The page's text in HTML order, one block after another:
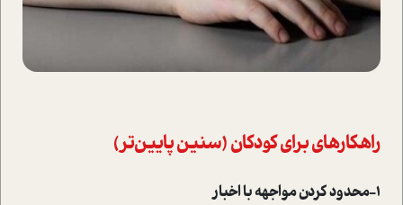
راهکارهای برای کودکان (سنین پایین‌تر)
1-محدود کردن مواجهه با اخبار